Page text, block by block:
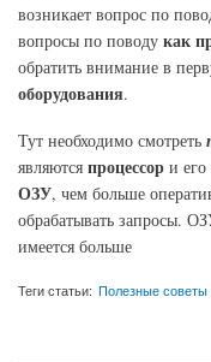
возникает вопрос по
вопросы по поводу как
обратить внимание в
оборудования.
Тут необходимо смотреть
являются процессор и его
ОЗУ, чем больше
обрабатывать запросы.
имеется больше
Теги статьи: Полезные советы